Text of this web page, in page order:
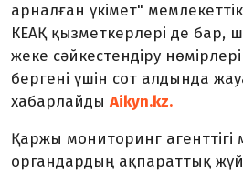
арналған үкімет"
КЕАҚ қызметкерлері де бар,
жеке сәйкестендіру
бергені үшін сот алдында
хабарлайды Aikyn.kz.
Қаржы мониторинг агенттігі
органдардың ақпараттық